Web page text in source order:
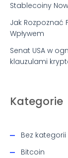
Stablecoiny
Jak Rozpoznać
Wpływem
Senat USA w
klauzulami
Kategorie
Bez kategorii
Bitcoin